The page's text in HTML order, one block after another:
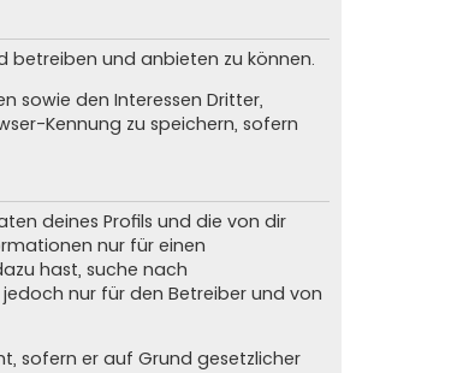
betreiben und anbieten zu können.
sowie den Interessen Dritter,
Kennung zu speichern, sofern
deines Profils und die von dir
nur für einen
hast, suche nach
nur für den Betreiber und von
sofern er auf Grund gesetzlicher